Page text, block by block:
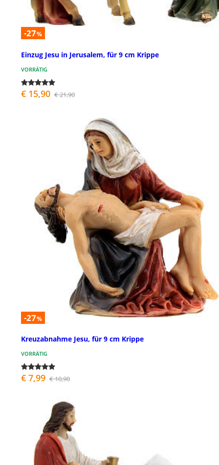
-27%
Einzug Jesu in Jerusalem, für 9 cm Krippe
VORRÄTIG
€ 15,90 € 21,90
-27%
Kreuzabnahme Jesu, für 9 cm Krippe
VORRÄTIG
€ 7,99 € 10,90